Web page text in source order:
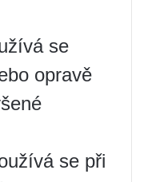
se
opravě
se při